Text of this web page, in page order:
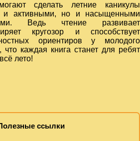
сделать летние каникулы
и активными, но и насыщенными
Ведь чтение развивает
кругозор и способствует
ориентиров у молодого
каждая книга станет для ребят
лето!
ссылки